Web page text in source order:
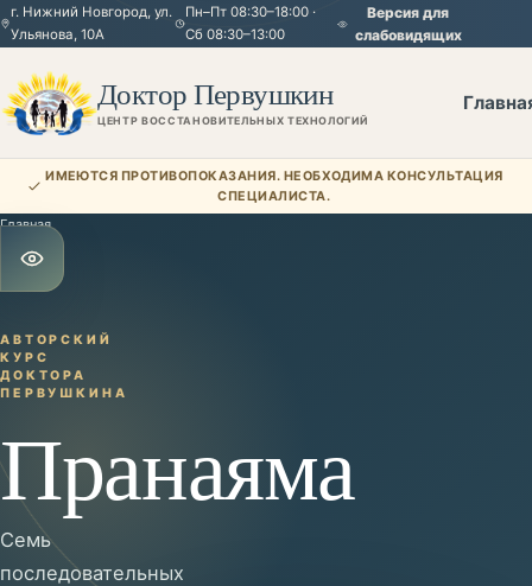
г. Нижний Новгород, ул.
Ульянова, 10А
Пн–Пт 08:30–18:00 ·
Сб 08:30–13:00
Версия для
слабовидящих
Доктор Первушкин
ЦЕНТР ВОССТАНОВИТЕЛЬНЫХ ТЕХНОЛОГИЙ
Открыть настройки для слабовидящих
ИМЕЮТСЯ ПРОТИВОПОКАЗАНИЯ. НЕОБХОДИМА КОНСУЛЬТАЦИЯ
СПЕЦИАЛИСТА.
Главная
Полезное
АВТОРСКИЙ
КУРС
ДОКТОРА
ПЕРВУШКИНА
Пранаяма
Семь
последовательных